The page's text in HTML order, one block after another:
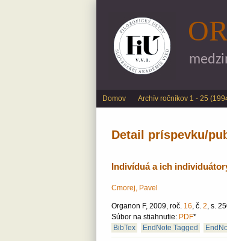
Main menu
Domov Archív ročníkov 1 - 25
Detail príspevku/
Indivíduá a ich
Cmorej, Pavel
Organon F, 2009, roč. 16, č. 2, s.
Súbor na stiahnutie: PDF*
BibTex
EndNote Tagged